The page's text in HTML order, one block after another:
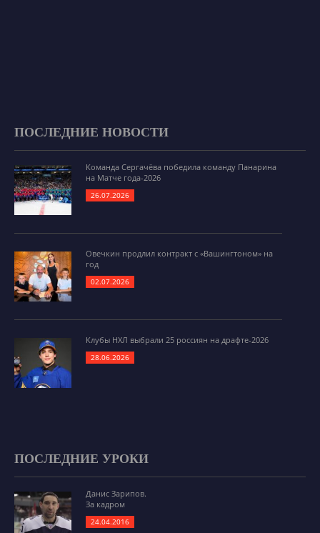
ПОСЛЕДНИЕ НОВОСТИ
Команда Сергачёва победила команду Панарина
на Матче года-2026
26.07.2026
Овечкин продлил контракт с «Вашингтоном» на
год
02.07.2026
Клубы НХЛ выбрали 25 россиян на драфте-2026
28.06.2026
ПОСЛЕДНИЕ УРОКИ
Данис Зарипов.
За кадром
24.04.2016